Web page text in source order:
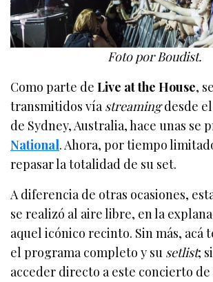
Foto por Boudist.
Como parte deLive at the House,
transmitidos vía streamingdesde
de Sydney, Australia, hace unas se
National. Ahora, por tiempo
repasar la totalidad de su set.
A diferencia de otras ocasiones,
se realizó al aire libre, en la
aquel icónico recinto. Sin más, acá
el programa completo y su setlist;
acceder directo a este concierto